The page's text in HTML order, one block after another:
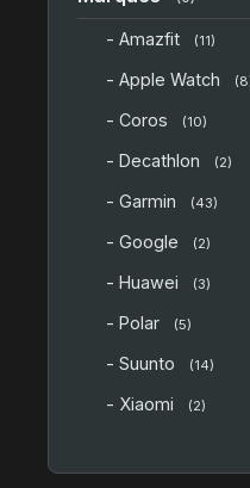
- Amazfit (11)
- Apple Watch
- Coros (10)
- Decathlon (2)
- Garmin (43)
- Google (2)
- Huawei (3)
- Polar (5)
- Suunto (14)
- Xiaomi (2)